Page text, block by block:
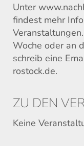
Unter
findest mehr
Woche oder an
schreib eine
rostock.de.
ZU DEN
Keine